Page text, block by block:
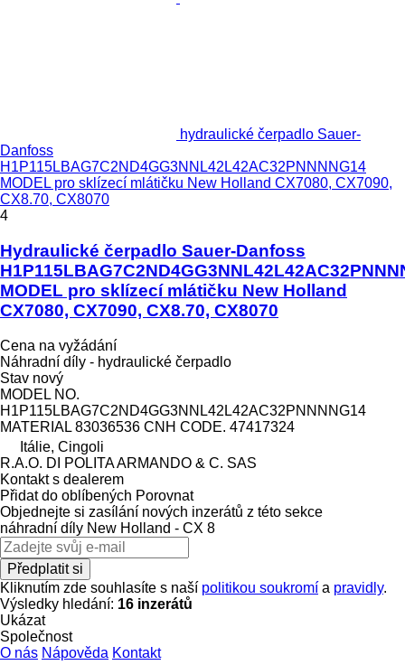
hydraulické čerpadlo Sauer-
Danfoss
H1P115LBAG7C2ND4GG3NNL42L42AC32PNNNNG14
MODEL pro sklízecí mlátičku New Holland CX7080, CX7090,
CX8.70, CX8070
4
Hydraulické čerpadlo Sauer-Danfoss
MODEL pro sklízecí mlátičku New Holland
CX7080, CX7090, CX8.70, CX8070
Cena na vyžádání
Náhradní díly - hydraulické čerpadlo
Stav nový
MODEL NO.
H1P115LBAG7C2ND4GG3NNL42L42AC32PNNNNG14
MATERIAL 83036536 CNH CODE. 47417324
Itálie, Cingoli
R.A.O. DI POLITA ARMANDO & C. SAS
Kontakt s dealerem
Přidat do oblíbených Porovnat
Objednejte si zasílání nových inzerátů z této sekce
náhradní díly New Holland - CX 8
Předplatit si
Kliknutím zde souhlasíte s naší politikou soukromí a pravidly.
Výsledky hledání: 16 inzerátů
Ukázat
Společnost
O nás Nápověda Kontakt